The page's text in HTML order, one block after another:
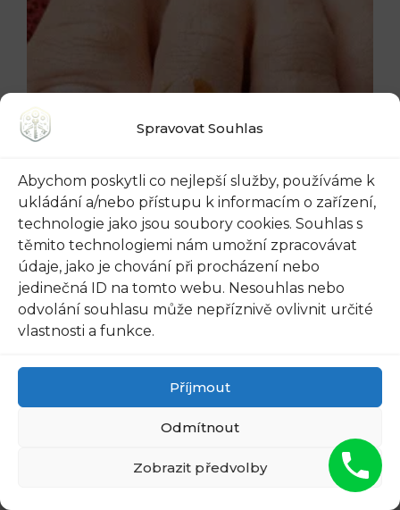
Spravovat Souhlas
Abychom poskytli co nejlepší služby, používáme k
ukládání a/nebo přístupu k informacím o zařízení,
technologie jako jsou soubory cookies. Souhlas s
těmito technologiemi nám umožní zpracovávat
údaje, jako je chování při procházení nebo
jedinečná ID na tomto webu. Nesouhlas nebo
odvolání souhlasu může nepříznivě ovlivnit určité
vlastnosti a funkce.
Příjmout
Odmítnout
Zobrazit předvolby
FUNGUS IS A PARASITE, AND
IT DIES FROM A DROP OF
PLAIN...